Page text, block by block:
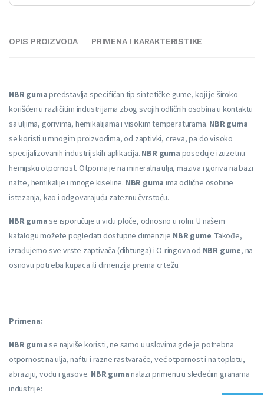
OPIS PROIZVODA PRIMENA I KARAKTERISTIKE
NBR gumapredstavlja specifičan tip sintetičke gume, koji je široko
korišćen u različitim industrijama zbog svojih odličnih osobina u kontaktu
sa uljima, gorivima, hemikalijama i visokim temperaturama. NBR guma
se koristi u mnogim proizvodima, od zaptivki, creva, pa do visoko
specijalizovanih industrijskih aplikacija. NBR guma poseduje izuzetnu
hemijsku otpornost. Otporna je na mineralna ulja, maziva i goriva na bazi
nafte, hemikalije i mnoge kiseline. NBR guma ima odlične osobine
istezanja, kao i odgovarajuću zateznu čvrstoću.
NBR gumase isporučuje u vidu ploče, odnosno u rolni. U našem
katalogu možete pogledati dostupne dimenzije NBR gume. Takođe,
izrađujemo sve vrste zaptivača (dihtunga) i O-ringova od NBR gume, na
osnovu potreba kupaca ili dimenzija prema crtežu.
Primena:
NBR gumase najviše koristi, ne samo u uslovima gde je potrebna
otpornost na ulja, naftu i razne rastvarače, već otpornost i na toplotu,
abraziju, vodu i gasove. NBR gumanalazi primenu u sledećim granama
industrije: